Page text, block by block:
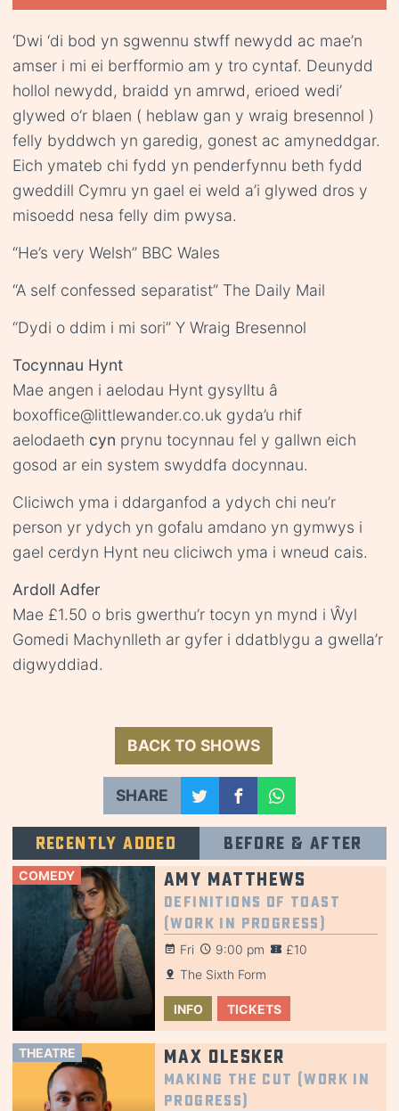
‘Dwi ‘di bod yn sgwennu stwff newydd ac mae’n
amser i mi ei berfformio am y tro cyntaf. Deunydd
hollol newydd, braidd yn amrwd, erioed wedi’
glywed o’r blaen ( heblaw gan y wraig bresennol )
felly byddwch yn garedig, gonest ac amyneddgar.
Eich ymateb chi fydd yn penderfynnu beth fydd
gweddill Cymru yn gael ei weld a’i glywed dros y
misoedd nesa felly dim pwysa.
“He’s very Welsh” BBC Wales
“A self confessed separatist” The Daily Mail
“Dydi o ddim i mi sori” Y Wraig Bresennol
Tocynnau Hynt
Mae angen i aelodau Hynt gysylltu â
boxoffice@littlewander.co.uk gyda’u rhif
aelodaeth cyn prynu tocynnau fel y gallwn eich
gosod ar ein system swyddfa docynnau.
Cliciwch yma i ddarganfod a ydych chi neu’r
person yr ydych yn gofalu amdano yn gymwys i
gael cerdyn Hynt neu cliciwch yma i wneud cais.
Ardoll Adfer
Mae £1.50 o bris gwerthu’r tocyn yn mynd i Ŵyl
Gomedi Machynlleth ar gyfer i ddatblygu a gwella’r
digwyddiad.
BACK TO SHOWS
SHARE
Recently added Before & after
COMEDY Amy Matthews
Definitions of Toast
(Work in Progress)
Fri 9:00 pm
£10
The Sixth Form
INFO TICKETS
THEATRE Max Olesker
Making the Cut (Work in
Progress)